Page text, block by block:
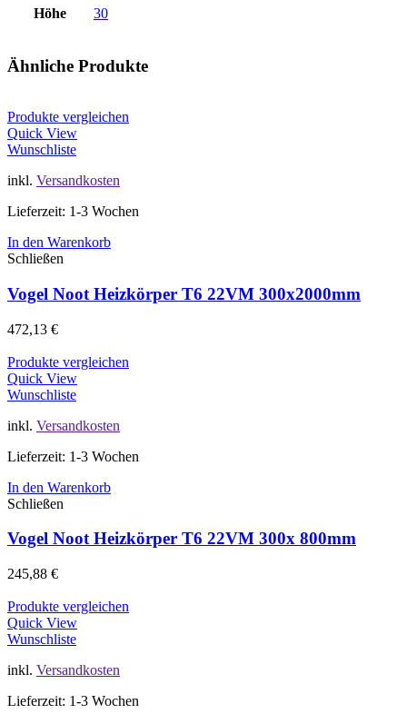
Höhe 30
Ähnliche Produkte
Produkte vergleichen
Quick View
Wunschliste
inkl. Versandkosten
Lieferzeit: 1-3 Wochen
In den Warenkorb
Schließen
Vogel Noot Heizkörper T6 22VM 300x2000mm
472,13 €
Produkte vergleichen
Quick View
Wunschliste
inkl. Versandkosten
Lieferzeit: 1-3 Wochen
In den Warenkorb
Schließen
Vogel Noot Heizkörper T6 22VM 300x 800mm
245,88 €
Produkte vergleichen
Quick View
Wunschliste
inkl. Versandkosten
Lieferzeit: 1-3 Wochen